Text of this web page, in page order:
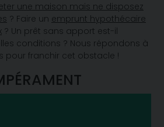
une maison mais ne disposez
? Faire un emprunt hypothécaire
? Un prêt sans apport est-il
conditions ? Nous répondons à
pour franchir cet obstacle !